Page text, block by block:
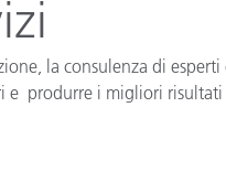
per l’edilizia
la consulenza di esperti
e produrre i migliori